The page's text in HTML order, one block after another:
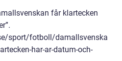
får klartecken
sport/fotboll/damallsvenska
har-ar-datum-och-